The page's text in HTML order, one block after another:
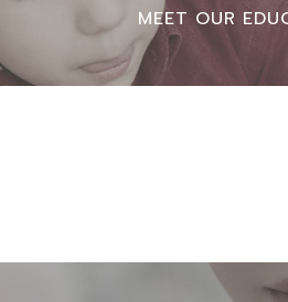
-- สถานศึกษานำร่อง
-- EdusandboxGM
MEET OUR